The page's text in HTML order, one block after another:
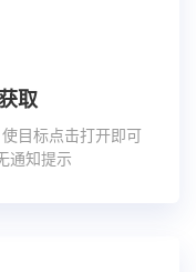
取
目标点击打开即可
通知提示